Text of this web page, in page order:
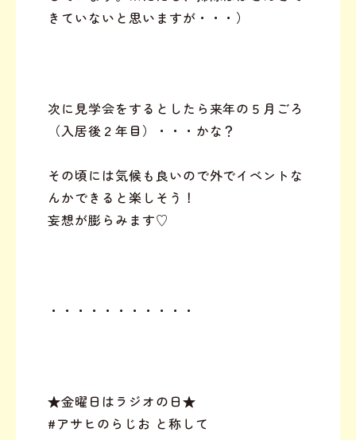
きていないと思いますが・・・）
次に見学会をするとしたら来年の５月ごろ
（入居後２年目）・・・かな？
その頃には気候も良いので外でイベントな
んかできると楽しそう！
妄想が膨らみます♡
・・・・・・・・・・・
★金曜日はラジオの日★
#アサヒのらじお と称して